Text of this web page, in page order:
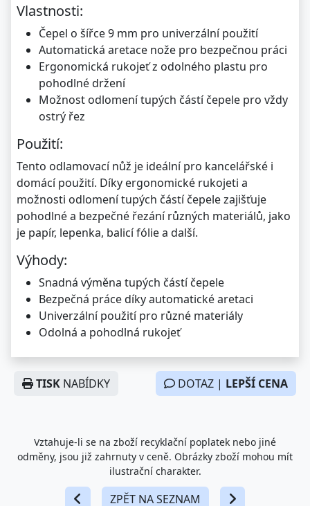
Vlastnosti:
Čepel o šířce 9 mm pro univerzální použití
Automatická aretace nože pro bezpečnou práci
Ergonomická rukojeť z odolného plastu pro
pohodlné držení
Možnost odlomení tupých částí čepele pro vždy
ostrý řez
Použití:
Tento odlamovací nůž je ideální pro kancelářské i
domácí použití. Díky ergonomické rukojeti a
možnosti odlomení tupých částí čepele zajišťuje
pohodlné a bezpečné řezání různých materiálů, jako
je papír, lepenka, balicí fólie a další.
Výhody:
Snadná výměna tupých částí čepele
Bezpečná práce díky automatické aretaci
Univerzální použití pro různé materiály
Odolná a pohodlná rukojeť
TISK NABÍDKY DOTAZ | LEPŠÍ CENA
Vztahuje-li se na zboží recyklační poplatek nebo jiné
odměny, jsou již zahrnuty v ceně. Obrázky zboží mohou mít
ilustrační charakter.
ZPĚT NA SEZNAM